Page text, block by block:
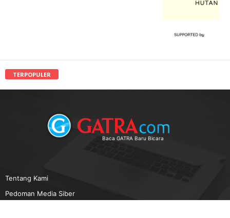
TERPOPULER
Baca GATRA Baru Bicara
Tentang Kami
Pedoman Media Siber